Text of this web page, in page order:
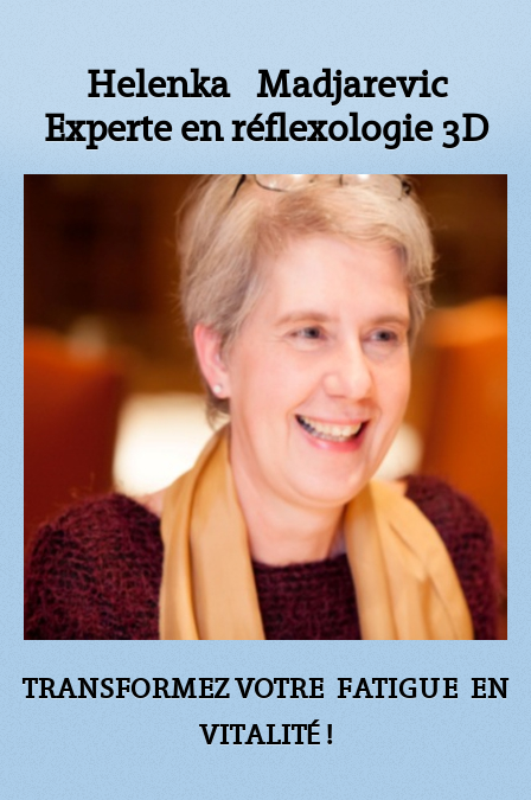
Helenka Madjarevic
Experte en réflexologie 3D
TRANSFORMEZ VOTRE FATIGUE EN
VITALITÉ !